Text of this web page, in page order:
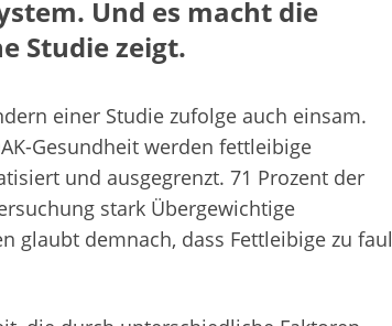
Und es macht die
Studie zeigt.
einer Studie zufolge auch einsam.
Gesundheit werden fettleibige
und ausgegrenzt. 71 Prozent der
stark Übergewichtige
glaubt demnach, dass Fettleibige zu faul